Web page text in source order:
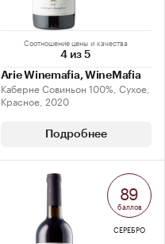
Соотношение цены и качества
4 из 5
Arie Winemafia, WineMafia
Каберне Совиньон 100%, Сухое,
Красное, 2020
Подробнее
89
баллов
СЕРЕБРО